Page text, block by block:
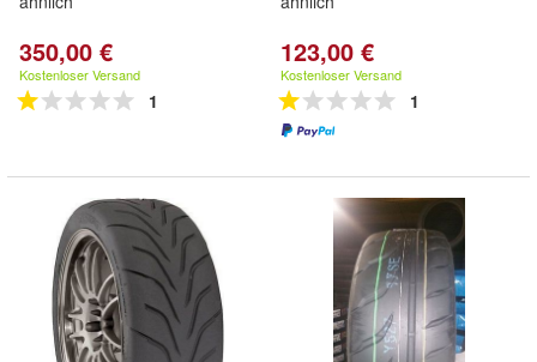
350,00 €
Kostenloser Versand
1
123,00 €
Kostenloser Versand
1